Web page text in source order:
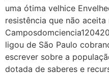
uma ótima velhice
resistência que não
ligou de São Paulo
escrever sobre a
dotada de saberes e